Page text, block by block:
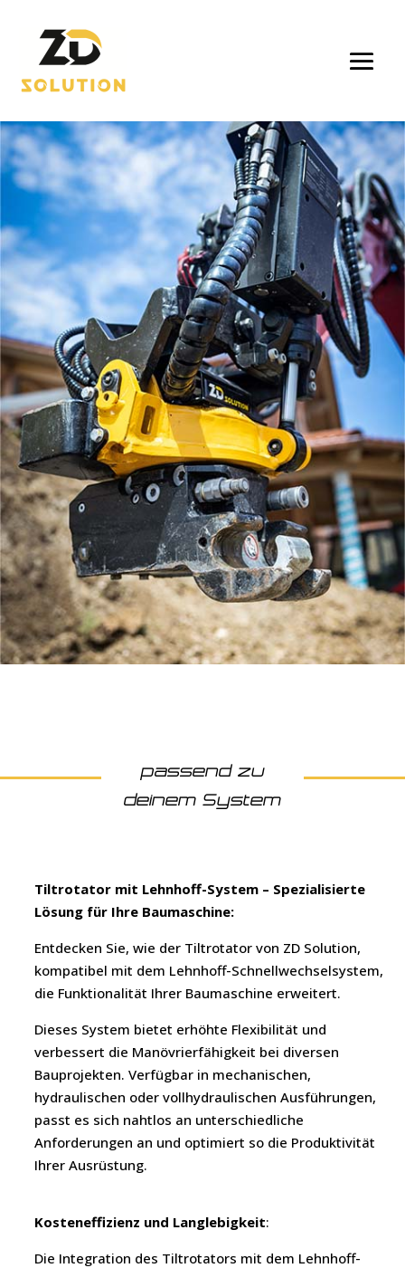
passend zu
deinem System
Tiltrotator mit Lehnhoff-System – Spezialisierte
Lösung für Ihre Baumaschine:
Entdecken Sie, wie der Tiltrotator von ZD Solution,
kompatibel mit dem Lehnhoff-Schnellwechselsystem,
die Funktionalität Ihrer Baumaschine erweitert.
Dieses System bietet erhöhte Flexibilität und
verbessert die Manövrierfähigkeit bei diversen
Bauprojekten. Verfügbar in mechanischen,
hydraulischen oder vollhydraulischen Ausführungen,
passt es sich nahtlos an unterschiedliche
Anforderungen an und optimiert so die Produktivität
Ihrer Ausrüstung.
Kosteneffizienz und Langlebigkeit:
Die Integration des Tiltrotators mit dem Lehnhoff-